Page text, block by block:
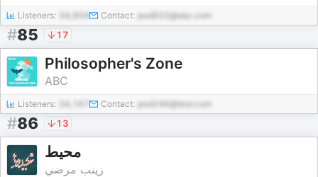
Listeners: 34,958 Contact: pod933@abc.com
#85 17
Philosopher's Zone
ABC
Listeners: 34,167 Contact: pod246@test.com
#86 13
محيط
زينب مرضي